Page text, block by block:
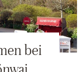
bei